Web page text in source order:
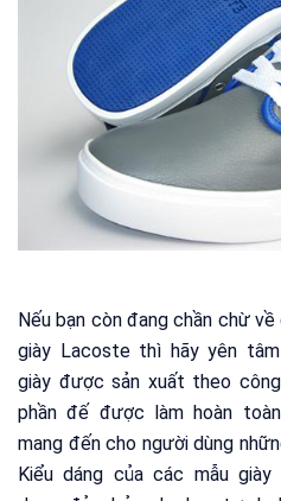
Nếu bạn còn đang chần chừ
giày Lacoste thì hãy yên
giày được sản xuất theo
phần đế được làm hoàn
mang đến cho người dùng
Kiểu dáng của các mẫu